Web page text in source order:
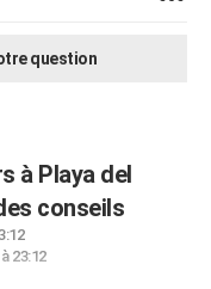
question
à Playa del
conseils
23:12